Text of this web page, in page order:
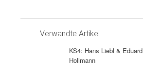
Verwandte Artikel
KS4: Hans Liebl & Eduard
Hollmann